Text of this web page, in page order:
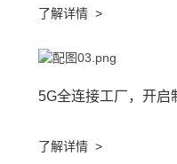
了解详情 >
5G全连接工厂，开启
了解详情 >